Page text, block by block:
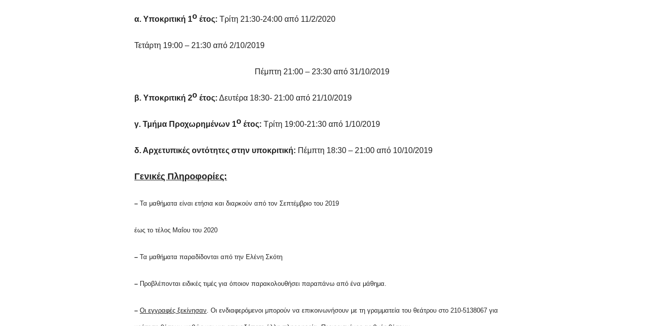
α. Υποκριτική 1ο έτος: Τρίτη 21:30-24:00 από 11/2/2020
Τετάρτη 19:00 – 21:30 από 2/10/2019
Πέμπτη 21:00 – 23:30 από 31/10/2019
β. Υποκριτική 2ο έτος: Δευτέρα 18:30- 21:00 από 21/10/2019
γ. Τμήμα Προχωρημένων 1ο έτος:Τρίτη 19:00-21:30 από 1/10/2019
δ. Αρχετυπικές οντότητες στην υποκριτική: Πέμπτη 18:30 – 21:00 από 10/10/2019
Γενικές Πληροφορίες:
– Τα μαθήματα είναι ετήσια και διαρκούν από τον Σεπτέμβριο του 2019
έως το τέλος Μαΐου του 2020
– Τα μαθήματα παραδίδονται από την Ελένη Σκότη
– Προβλέπονται ειδικές τιμές για όποιον παρακολουθήσει παραπάνω από ένα μάθημα.
– Οι εγγραφές ξεκίνησαν. Οι ενδιαφερόμενοι μπορούν να επικοινωνήσουν με τη γραμματεία του θεάτρου στο 210-5138067 για